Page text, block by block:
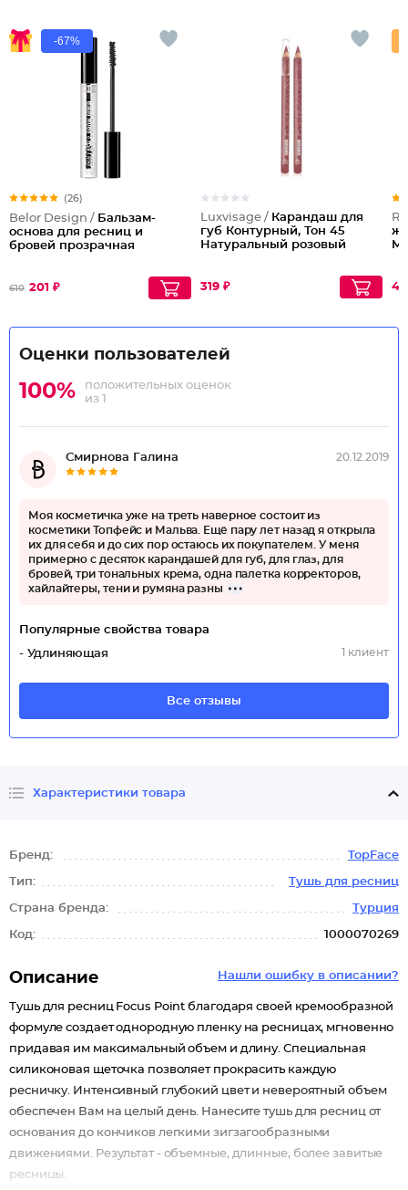
-67%
(26)
Belor Design / Бальзам-
основа для ресниц и
бровей прозрачная
610 201 ₽
Luxvisage / Карандаш для
губ Контурный, Тон 45
Натуральный розовый
319 ₽
Оценки пользователей
100%
положительных оценок
из 1
Смирнова Галина 20.12.2019
Моя косметичка уже на треть наверное состоит из
косметики Топфейс и Мальва. Ещё пару лет назад я открыла
их для себя и до сих пор остаюсь их покупателем. У меня
примерно с десяток карандашей для губ, для глаз, для
бровей, три тональных крема, одна палетка корректоров,
хайлайтеры, тени и румяна разны
Популярные свойства товара
- Удлиняющая
1 клиент
Все отзывы
Характеристики товара
Бренд: TopFace
Тип: Тушь для ресниц
Страна бренда: Турция
Код: 1000070269
Нашли ошибку в описании?
Описание
Тушь для ресниц Focus Point благодаря своей кремообразной
формуле создает однородную пленку на ресницах, мгновенно
придавая им максимальный объем и длину. Специальная
силиконовая щеточка позволяет прокрасить каждую
ресничку. Интенсивный глубокий цвет и невероятный объем
обеспечен Вам на целый день. Нанесите тушь для ресниц от
основания до кончиков легкими зигзагообразными
движениями. Результат - объемные, длинные, более завитые
ресницы.